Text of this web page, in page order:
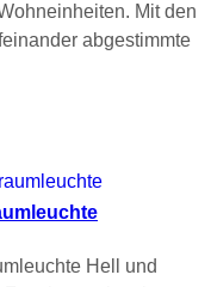
Mit den
abgestimmte
Hell und